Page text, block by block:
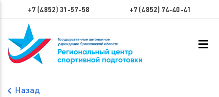
+7 (4852) 31-57-58 +7 (4852) 74-40-41
Назад